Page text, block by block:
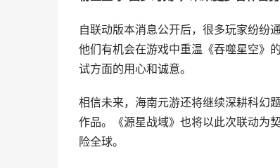
自联动版本消息公开后，很多玩家纷纷
他们有机会在游戏中重温《吞噬星空》
试方面的用心和诚意。
相信未来，海南元游还将继续深耕科幻
作品。《源星战域》也将以此次联动为
险全球。